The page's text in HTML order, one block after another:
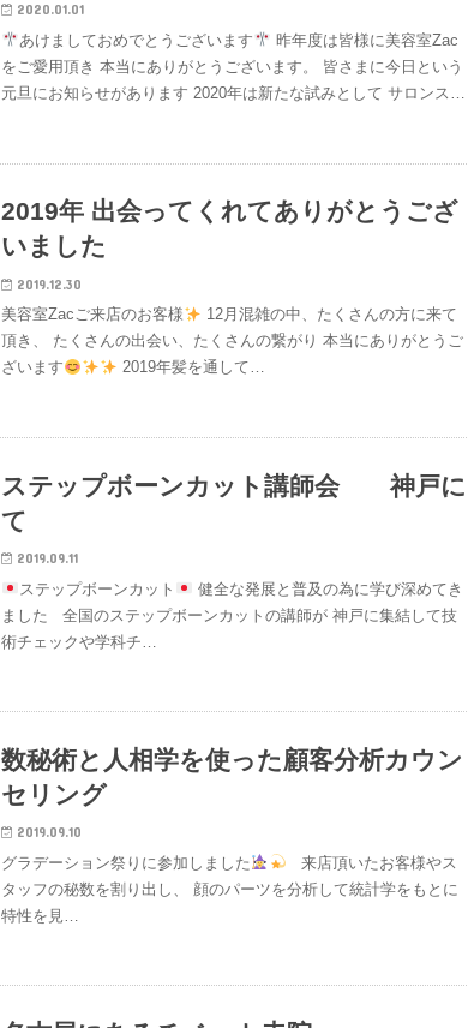
2020.01.01
あけましておめでとうございます
昨年度は皆様に美容室Zac
をご愛用頂き 本当にありがとうございます。 皆さまに今日という
元旦にお知らせがあります 2020年は新たな試みとして サロンス…
2019年 出会ってくれてありがとうござ
いました
2019.12.30
美容室Zacご来店のお客様
12月混雑の中、たくさんの方に来て
頂き、 たくさんの出会い、たくさんの繋がり 本当にありがとうご
ざいます
2019年髪を通して…
ステップボーンカット講師会 神戸に
て
2019.09.11
ステップボーンカット
健全な発展と普及の為に学び深めてき
ました 全国のステップボーンカットの講師が 神戸に集結して技
術チェックや学科チ…
数秘術と人相学を使った顧客分析カウン
セリング
2019.09.10
グラデーション祭りに参加しました
来店頂いたお客様やス
タッフの秘数を割り出し、 顔のパーツを分析して統計学をもとに
特性を見…